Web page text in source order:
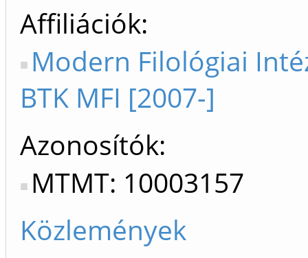
Affiliációk
Modern Filológiai
BTK MFI [2007-]
Azonosítók
MTMT: 10003157
Közlemények